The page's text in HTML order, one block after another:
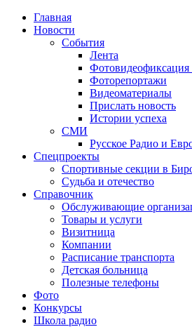
Главная
Новости
События
Лента
Фоторепортажи
Видеоматериалы
Прислать новость
Истории успеха
СМИ
Русское Радио и
Спецпроекты
Спортивные секции в
Судьба и отечество
Справочник
Обслуживающие
Товары и услуги
Визитница
Компании
Расписание транспорта
Детская больница
Полезные телефоны
Фото
Конкурсы
Школа радио